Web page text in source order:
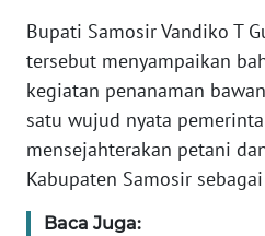
Bupati Samosir Vandiko T
tersebut menyampaikan
kegiatan penanaman
satu wujud nyata
mensejahterakan petani
Kabupaten Samosir
Baca Juga:
JAMBI
WN
SULTRA
WN
NTB